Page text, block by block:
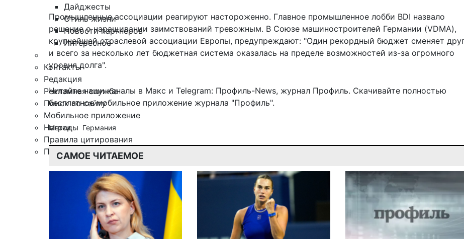
Дайджесты
Стиль жизни
Новости партнеров
Интересное
Контакты
Редакция
Рекламная служба
Поиск по сайту
Мобильное приложение
Награды
Правила цитирования
Подписка
Промышленные ассоциации реагируют настороженно. Главное промышленное лобби BDI назвало
решение о наращивании заимствований тревожным. В Союзе машиностроителей Германии (VDMA),
крупнейшей отраслевой ассоциации Европы, предупреждают: "Один рекордный бюджет сменяет
и всего за несколько лет бюджетная система оказалась на пределе возможностей из-за огромного
уровня долга".
Читайте наши каналы в Макс и Telegram: Профиль-News, журнал Профиль. Скачивайте полностью
бесплатное мобильное приложение журнала "Профиль".
Метки: Германия
САМОЕ ЧИТАЕМОЕ